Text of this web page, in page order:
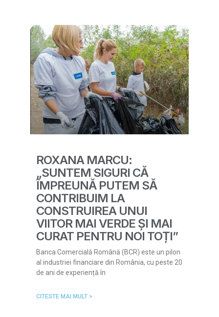
ROXANA MARCU:
„SUNTEM SIGURI CĂ
ÎMPREUNĂ PUTEM SĂ
CONTRIBUIM LA
CONSTRUIREA UNUI
VIITOR MAI VERDE ȘI MAI
CURAT PENTRU NOI TOȚI”
Banca Comercială Română (BCR) este un pilon
al industriei financiare din România, cu peste 20
de ani de experiență în
CITESTE MAI MULT >